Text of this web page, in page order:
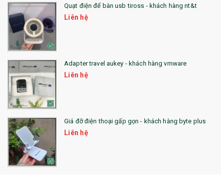
QUÀ TẶNG KHUYẾN MẠI
QUÀ TẶNG SX NHANH
QUÀ TẶNG HỘI THẢO
QUÀ TẶNG CÔNG NGHỆ
SẢN PHẨM ĐÃ THỰC HIỆN
QUÀ TẶNG SỨC KHỎE
SẢN PHẨM MỚI 2021
Sổ Sạc Đa Năng
La Fonte
Quạt điện để bàn usb tiross - khách hàng nt&t
Liên hệ
Adapter travel aukey - khách hàng vmware
Liên hệ
Giá đỡ điện thoại gấp gọn - khách hàng byte plus
Liên hệ